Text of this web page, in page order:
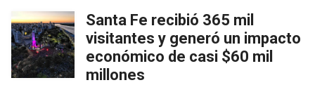
Santa Fe recibió 365 mil
visitantes y generó un impacto
económico de casi $60 mil
millones